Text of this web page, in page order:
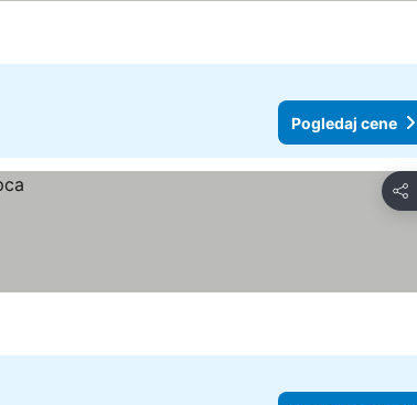
Pogledaj cene
Deli